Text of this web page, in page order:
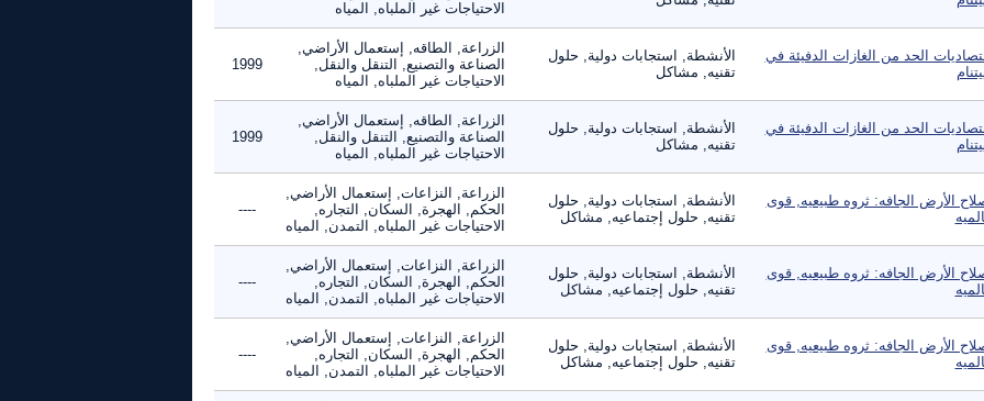
الاحتياجات غير الملباه, المياه
الحد من الغازات الدفيئة في
الأنشطة, استجابات دولية, حلول
تقنيه, مشاكل
الزراعة, الطاقه, إستعمال الأراضي,
الصناعة والتصنيع, التنقل والنقل,
الاحتياجات غير الملباه, المياه
1999
الحد من الغازات الدفيئة في
الأنشطة, استجابات دولية, حلول
تقنيه, مشاكل
الزراعة, الطاقه, إستعمال الأراضي,
الصناعة والتصنيع, التنقل والنقل,
الاحتياجات غير الملباه, المياه
1999
الأرض الجافه: ثروه طبيعيه, قوى
الأنشطة, استجابات دولية, حلول
تقنيه, حلول إجتماعيه, مشاكل
الزراعة, النزاعات, إستعمال الأراضي,
الحكم, الهجرة, السكان, التجاره,
الاحتياجات غير الملباه, التمدن, المياه
----
الأرض الجافه: ثروه طبيعيه, قوى
الأنشطة, استجابات دولية, حلول
تقنيه, حلول إجتماعيه, مشاكل
الزراعة, النزاعات, إستعمال الأراضي,
الحكم, الهجرة, السكان, التجاره,
الاحتياجات غير الملباه, التمدن, المياه
----
الأرض الجافه: ثروه طبيعيه, قوى
الأنشطة, استجابات دولية, حلول
تقنيه, حلول إجتماعيه, مشاكل
الزراعة, النزاعات, إستعمال الأراضي,
الحكم, الهجرة, السكان, التجاره,
الاحتياجات غير الملباه, التمدن, المياه
----